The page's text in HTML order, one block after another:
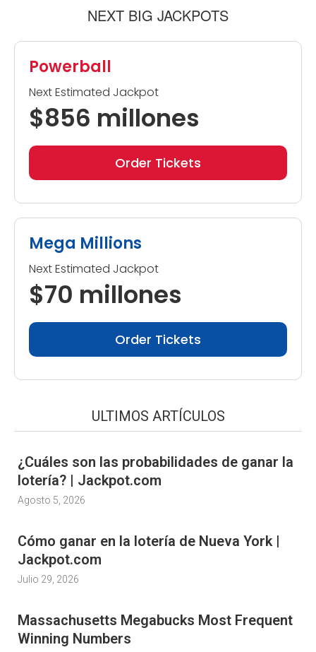
NEXT BIG JACKPOTS
Powerball
Next Estimated Jackpot
$856 millones
Order Tickets
Mega Millions
Next Estimated Jackpot
$70 millones
Order Tickets
ULTIMOS ARTÍCULOS
¿Cuáles son las probabilidades de ganar la
lotería? | Jackpot.com
Agosto 5, 2026
Cómo ganar en la lotería de Nueva York |
Jackpot.com
Julio 29, 2026
Massachusetts Megabucks Most Frequent
Winning Numbers